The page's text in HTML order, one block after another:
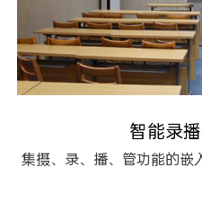
智能录
集摄、录、播、管功能的嵌